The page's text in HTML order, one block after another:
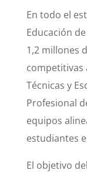
En todo el
Educación
1,2 millones
competitivas
Técnicas y
Profesional
equipos
estudiantes
El objetivo